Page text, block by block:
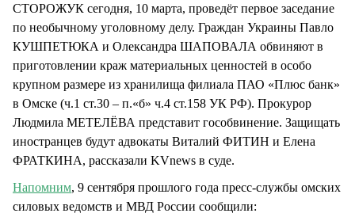
СТОРОЖУК сегодня, 10 марта, проведёт первое заседание
по необычному уголовному делу. Граждан Украины Павло
КУШПЕТЮКА и Олександра ШАПОВАЛА обвиняют в
приготовлении краж материальных ценностей в особо
крупном размере из хранилища филиала ПАО «Плюс банк»
в Омске (ч.1 ст.30 – п.«б» ч.4 ст.158 УК РФ). Прокурор
Людмила МЕТЕЛЁВА представит гособвинение. Защищать
иностранцев будут адвокаты Виталий ФИТИН и Елена
ФРАТКИНА, рассказали KVnews в суде.
Напомним, 9 сентября прошлого года пресс-службы омских
силовых ведомств и МВД России сообщили: